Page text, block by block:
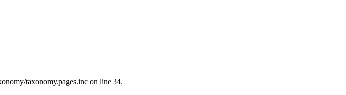
taxonomy.pages.inc on line 34.